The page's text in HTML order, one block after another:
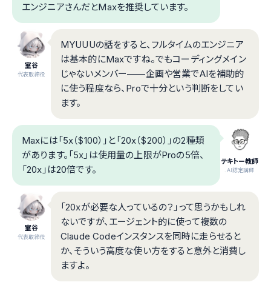
エンジニアさんだとMaxを推奨しています。
室谷
代表取締役
MYUUUの話をすると、フルタイムのエンジニア
は基本的にMaxですね。でもコーディングメイン
じゃないメンバー——企画や営業でAIを補助的
に使う程度なら、Proで十分という判断をしてい
ます。
テキトー教師
.AI認定講師
Maxには「5x（$100）」と「20x（$200）」の2種類
があります。「5x」は使用量の上限がProの5倍、
「20x」は20倍です。
室谷
代表取締役
「20xが必要な人っているの？」って思うかもしれ
ないですが、エージェント的に使って複数の
Claude Codeインスタンスを同時に走らせると
か、そういう高度な使い方をすると意外と消費し
ますよ。